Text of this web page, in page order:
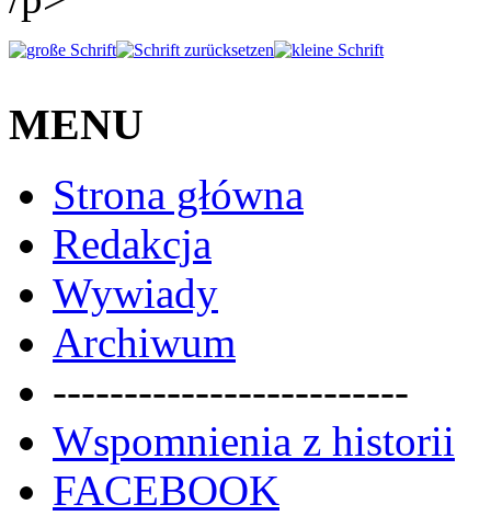
MENU
Strona główna
Redakcja
Wywiady
Archiwum
-------------------------
Wspomnienia z historii
FACEBOOK